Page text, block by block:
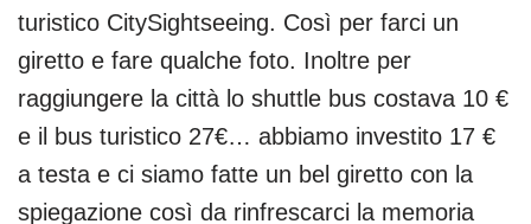
turistico CitySightseeing. Così per farci un
giretto e fare qualche foto. Inoltre per
raggiungere la città lo shuttle bus costava 10 €
e il bus turistico 27€… abbiamo investito 17 €
a testa e ci siamo fatte un bel giretto con la
spiegazione così da rinfrescarci la memoria